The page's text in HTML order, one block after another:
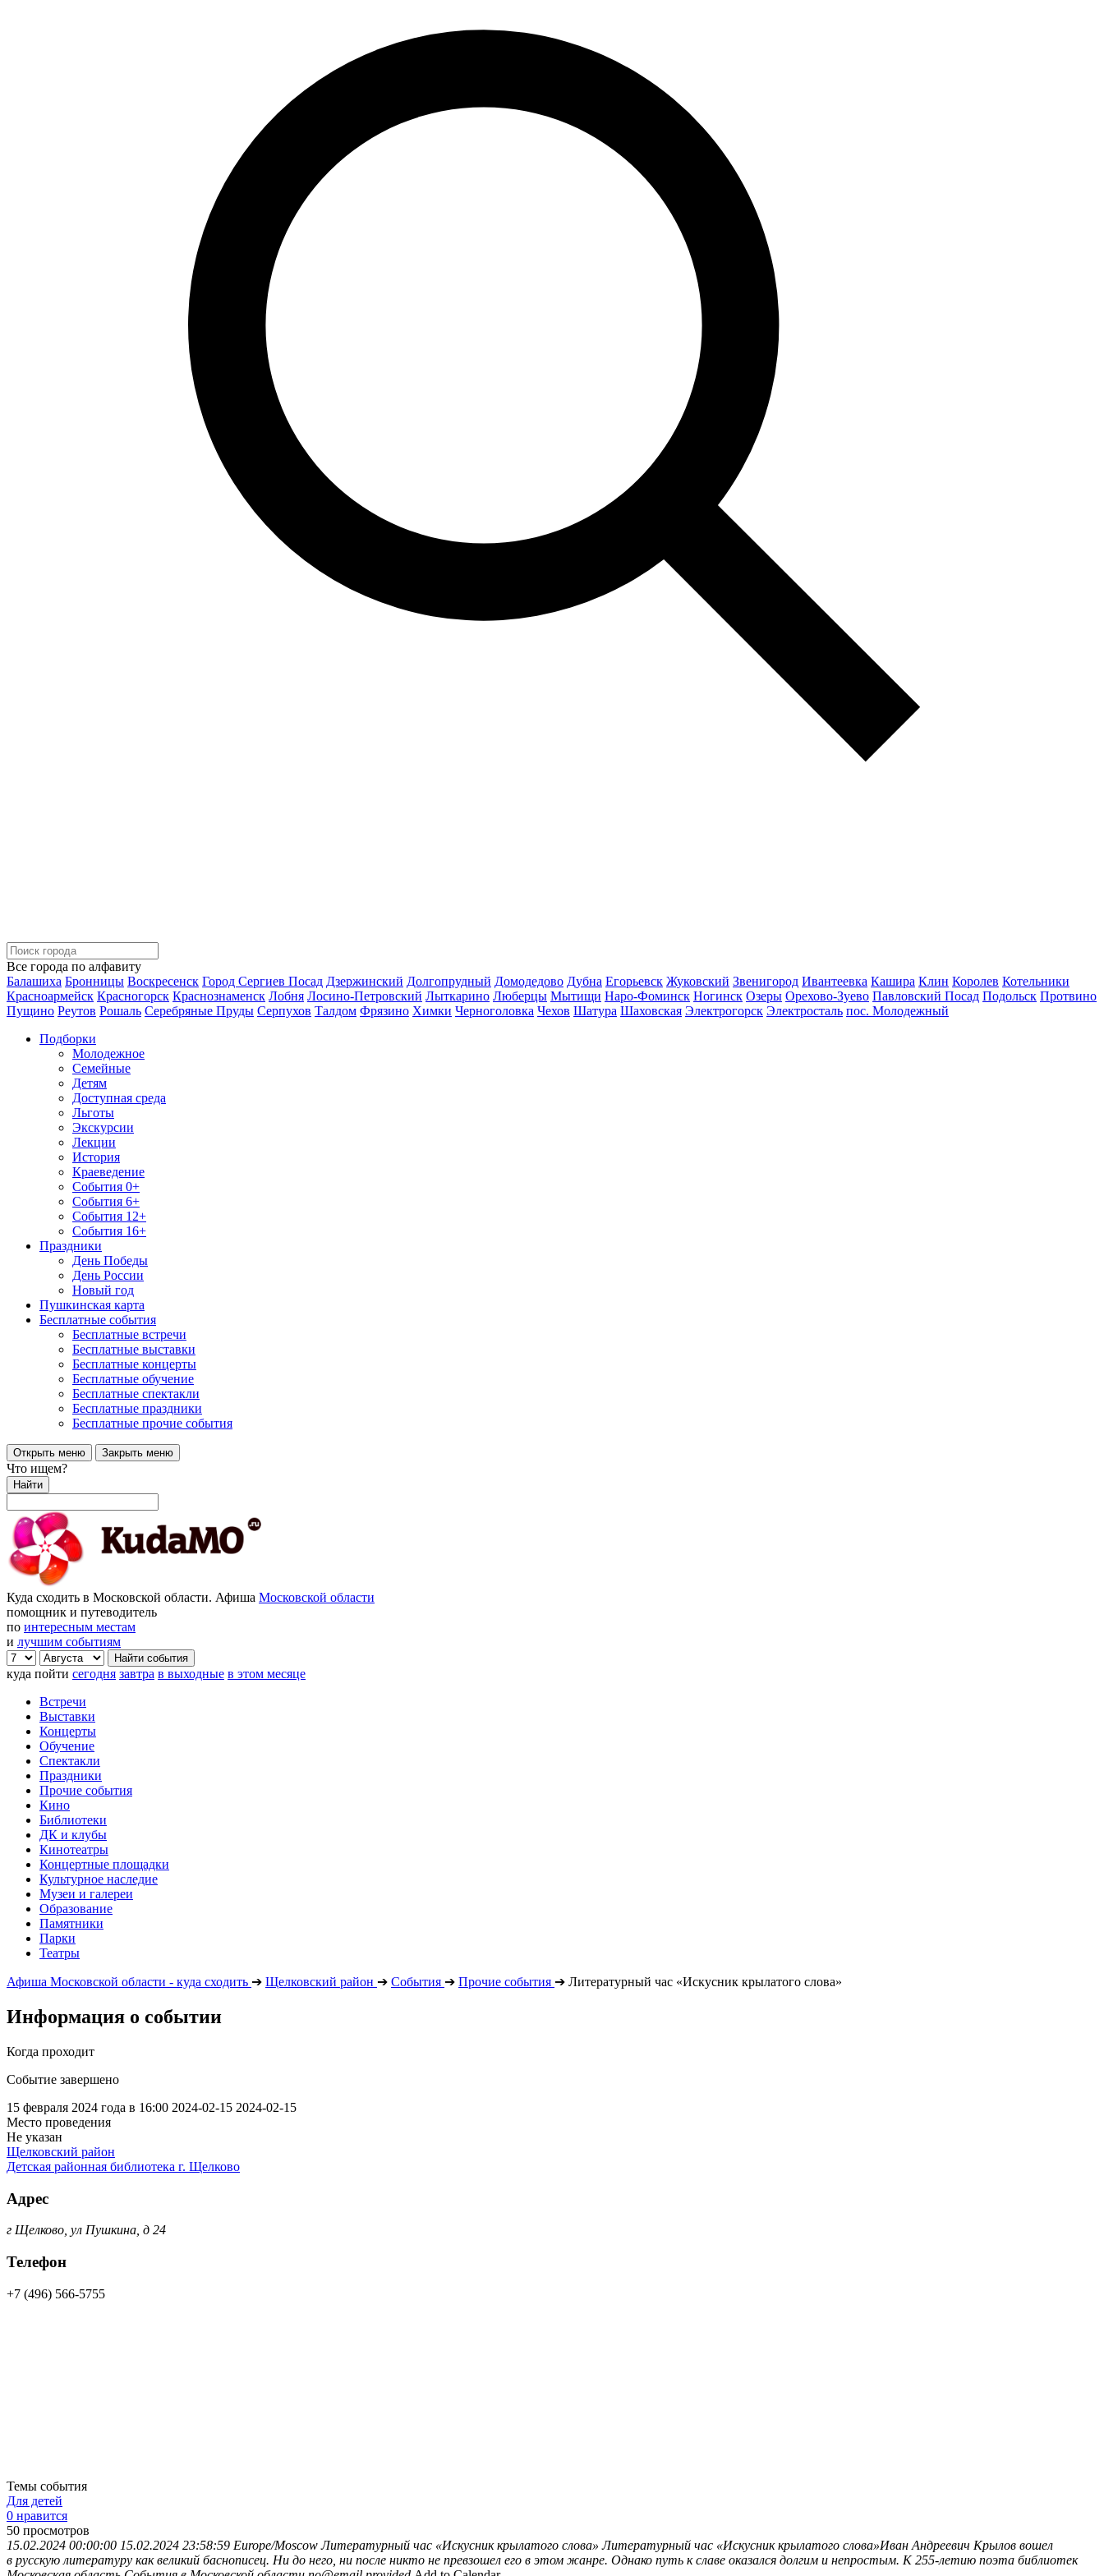
Все города по алфавиту
Балашиха Бронницы Воскресенск Город Сергиев Посад Дзержинский Долгопрудный Домодедово Дубна Егорьевск Жуковский Звенигород Ивантеевка Кашира Клин Королев Котельники
Красноармейск Красногорск Краснознаменск Лобня Лосино-Петровский Лыткарино Люберцы Мытищи Наро-Фоминск Ногинск Озеры Орехово-Зуево Павловский Посад Подольск Протвино
Пущино Реутов Рошаль Серебряные Пруды Серпухов Талдом Фрязино Химки Черноголовка Чехов Шатура Шаховская Электрогорск Электросталь пос. Молодежный
Подборки
Молодежное
Семейные
Детям
Доступная среда
Льготы
Экскурсии
Лекции
История
Краеведение
События 0+
События 6+
События 12+
События 16+
Праздники
День Победы
День России
Новый год
Пушкинская карта
Бесплатные события
Бесплатные встречи
Бесплатные выставки
Бесплатные концерты
Бесплатные обучение
Бесплатные спектакли
Бесплатные праздники
Бесплатные прочие события
Открыть меню Закрыть меню
Что ищем?
Найти
Куда сходить в Московской области. Афиша Московской области
помощник и путеводитель
по интересным местам
и лучшим событиям
куда пойти сегодня завтра в выходные в этом месяце
Встречи
Выставки
Концерты
Обучение
Спектакли
Праздники
Прочие события
Кино
Библиотеки
ДК и клубы
Кинотеатры
Концертные площадки
Культурное наследие
Музеи и галереи
Образование
Памятники
Парки
Театры
Афиша Московской области - куда сходить ➔ Щелковский район ➔ События ➔ Прочие события ➔ Литературный час «Искусник крылатого слова»
Информация о событии
Когда проходит
Событие завершено
15 февраля 2024 года в 16:00 2024-02-15 2024-02-15
Место проведения
Не указан
Щелковский район
Детская районная библиотека г. Щелково
Адрес
г Щелково, ул Пушкина, д 24
Телефон
+7 (496) 566-5755
Темы события
Для детей
0 нравится
50 просмотров
15.02.2024 00:00:00 15.02.2024 23:58:59 Europe/Moscow Литературный час «Искусник крылатого слова» Литературный час «Искусник крылатого слова»Иван Андреевич Крылов вошел
в русскую литературу как великий баснописец. Ни до него, ни после никто не превзошел его в этом жанре. Однако путь к славе оказался долгим и непростым. К 255-летию поэта библиотек